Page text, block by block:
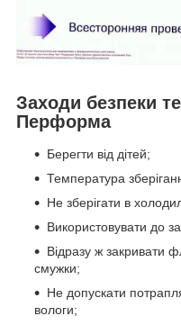
Заходи безпеки
Перформа
Берегти від дітей;
Температура
Не зберігати в
Використовувати до
Відразу ж закривати
смужки;
Не допускати
вологи;